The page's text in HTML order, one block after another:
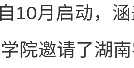
10月启动，
院邀请了湖